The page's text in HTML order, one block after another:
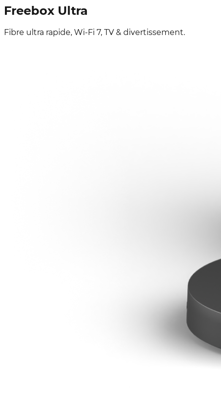
Freebox Ultra
Fibre ultra rapide, Wi-Fi 7, TV & divertissement.